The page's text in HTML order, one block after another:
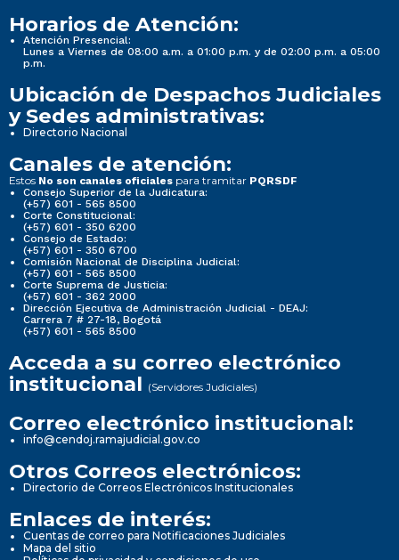
Horarios de Atención:
Atención Presencial:
Lunes a Viernes de 08:00 a.m. a 01:00 p.m. y de 02:00 p.m. a 05:00
p.m.
Ubicación de Despachos Judiciales
y Sedes administrativas:
Directorio Nacional
Canales de atención:
Estos No son canales oficiales para tramitar PQRSDF
Consejo Superior de la Judicatura:
(+57) 601 - 565 8500
Corte Constitucional:
(+57) 601 - 350 6200
Consejo de Estado:
(+57) 601 - 350 6700
Comisión Nacional de Disciplina Judicial:
(+57) 601 - 565 8500
Corte Suprema de Justicia:
(+57) 601 - 362 2000
Dirección Ejecutiva de Administración Judicial - DEAJ:
Carrera 7 # 27-18, Bogotá
(+57) 601 - 565 8500
Acceda a su correo electrónico
institucional (Servidores Judiciales)
Correo electrónico institucional:
info@cendoj.ramajudicial.gov.co
Otros Correos electrónicos:
Directorio de Correos Electrónicos Institucionales
Enlaces de interés:
Cuentas de correo para Notificaciones Judiciales
Mapa del sitio